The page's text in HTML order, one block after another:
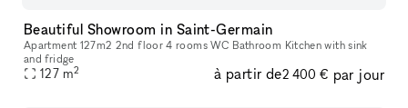
Beautiful Showroom in Saint-Germain
Apartment 127m2 2nd floor 4 rooms WC Bathroom Kitchen with sink
and fridge
127 m2 à partir de2 400 € par jour